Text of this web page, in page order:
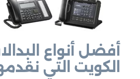
أفضل أنواع
الكويت التي